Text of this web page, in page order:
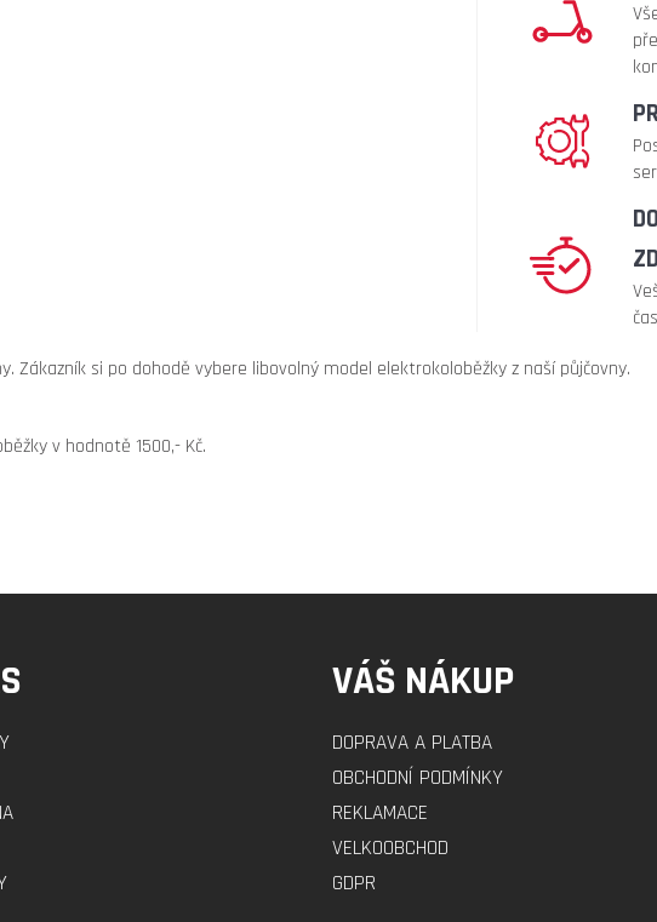
Zákazník si po dohodě vybere libovolný model elektrokoloběžky z naší půjčovny.
v hodnotě 1500,- Kč.
VÁŠ NÁKUP
DOPRAVA A PLATBA
OBCHODNÍ PODMÍNKY
REKLAMACE
VELKOOBCHOD
GDPR